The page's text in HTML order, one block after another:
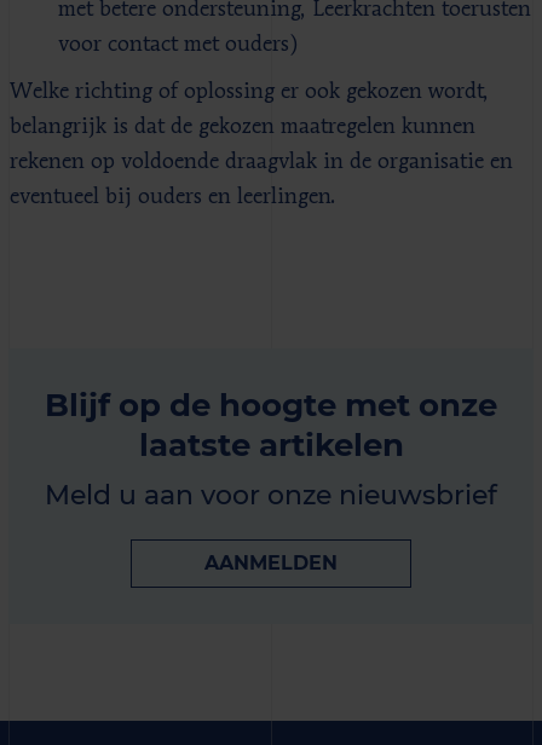
met betere ondersteuning, Leerkrachten toerusten
voor contact met ouders)
Welke richting of oplossing er ook gekozen wordt,
belangrijk is dat de gekozen maatregelen kunnen
rekenen op voldoende draagvlak in de organisatie en
eventueel bij ouders en leerlingen.
Blijf op de hoogte met onze
laatste artikelen
Meld u aan voor onze nieuwsbrief
AANMELDEN